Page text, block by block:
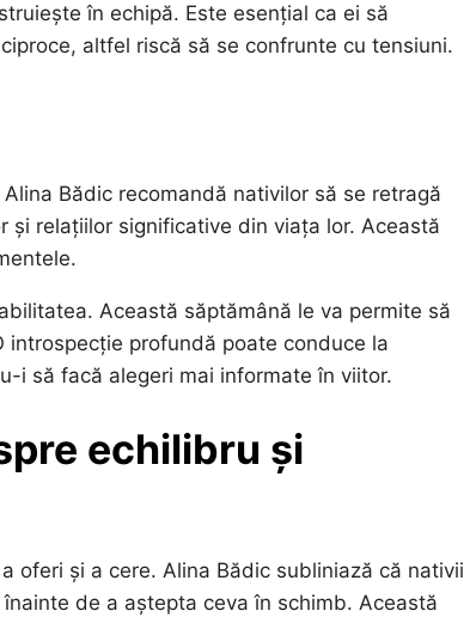
în echipă. Este esențial ca ei să
altfel riscă să se confrunte cu tensiuni.
Bădic recomandă nativilor să se retragă
și relațiilor significative din viața lor. Această
Această săptămână le va permite să
introspecție profundă poate conduce la
i să facă alegeri mai informate în viitor.
echilibru și
oferi și a cere. Alina Bădic subliniază că nativii
de a aștepta ceva în schimb. Această